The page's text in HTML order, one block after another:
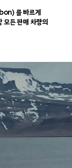
를 빠르게
든 판매 차량의